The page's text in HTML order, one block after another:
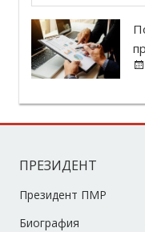
ПРЕЗИДЕНТ
Президент ПМР
Биография